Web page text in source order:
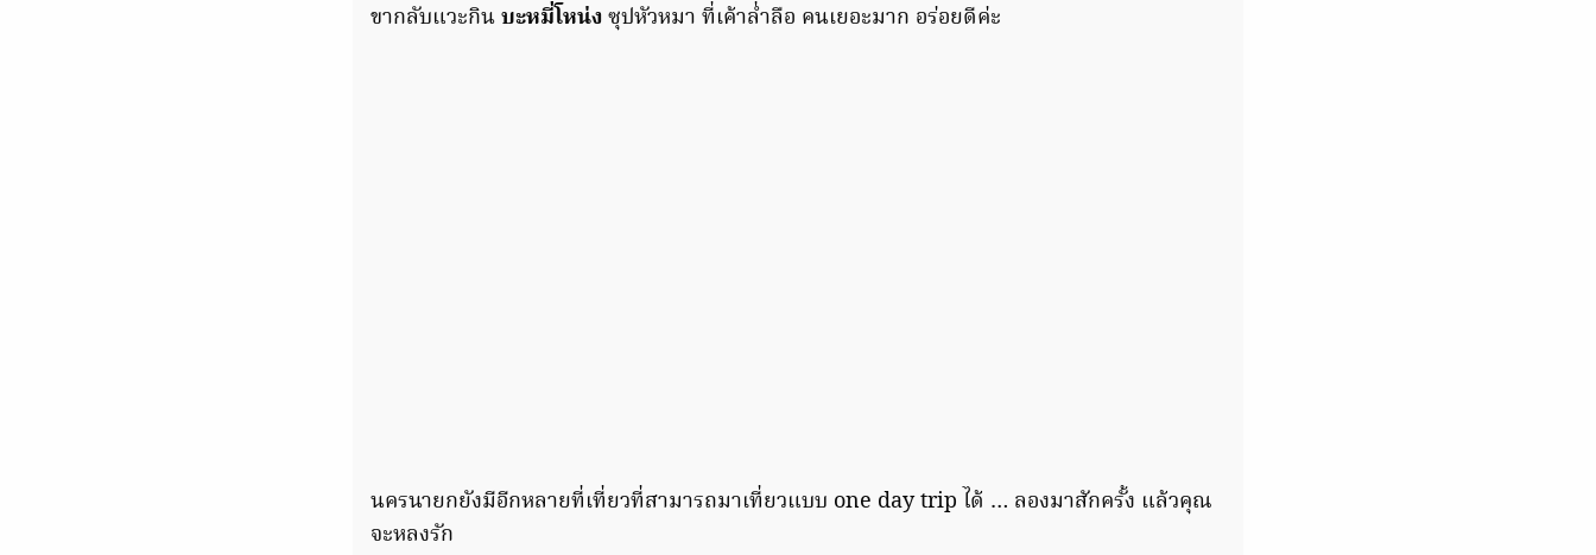
ขากลับแวะกินบะหมี่โหน่งซุปหัวหมา ที่เค้าล่ำลือ คนเยอะมาก อร่อยดีค่ะ
นครนายกยังมีอีกหลายที่เที่ยวที่สามารถมาเที่ยวแบบ one day trip ได้ … ลองมาสักครั้ง แล้วคุณ
จะหลงรัก